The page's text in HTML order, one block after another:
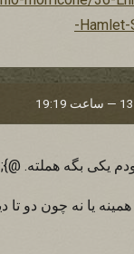
-Hamlet-
یکی بگه هملته.
همینه یا نه چون دو